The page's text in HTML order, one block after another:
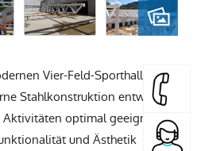
Vier-Feld-Sporthalle
Stahlkonstruktion entwickelt,
optimal geeignet ist,
und Ästhetik